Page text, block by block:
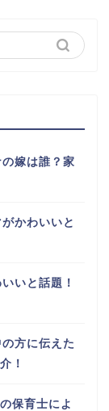
嫁は誰？家
かわいいと
いと話題！
方に伝えた
！
保育士によ